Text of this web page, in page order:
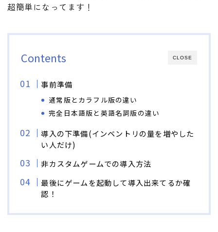
超簡単になってます！
CLOSE
Contents
事前準備
通常版とカラフル版の違い
完全日本語版と英語名詞版の違い
導入の下準備(インベントリの量を増やした
い人だけ)
非カスタムゲームでの導入方法
最後にゲームを起動して導入出来てるか確
認！